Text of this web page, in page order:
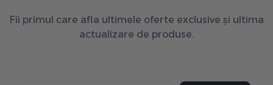
Fii primul care afla ultimele oferte exclusive și ultima
actualizare de produse.